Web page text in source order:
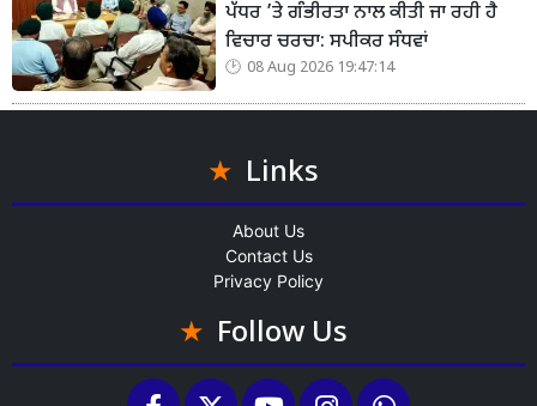
ਪੱਧਰ ’ਤੇ ਗੰਭੀਰਤਾ ਨਾਲ ਕੀਤੀ ਜਾ ਰਹੀ ਹੈ
ਵਿਚਾਰ ਚਰਚਾ: ਸਪੀਕਰ ਸੰਧਵਾਂ
08 Aug 2026 19:47:14
Links
About Us
Contact Us
Privacy Policy
Follow Us